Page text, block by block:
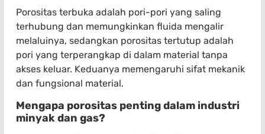
Porositas terbuka adalah pori-pori yang saling
terhubung dan memungkinkan fluida mengalir
melaluinya, sedangkan porositas tertutup adalah
pori yang terperangkap di dalam material tanpa
akses keluar. Keduanya memengaruhi sifat mekanik
dan fungsional material.
Mengapa porositas penting dalam industri
minyak dan gas?